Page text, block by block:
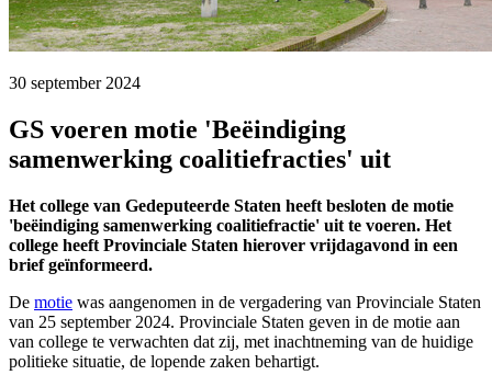
30 september 2024
GS voeren motie 'Beëindiging
samenwerking coalitiefracties' uit
Het college van Gedeputeerde Staten heeft besloten de motie
'beëindiging samenwerking coalitiefractie' uit te voeren. Het
college heeft Provinciale Staten hierover vrijdagavond in een
brief geïnformeerd.
De motie was aangenomen in de vergadering van Provinciale Staten
van 25 september 2024. Provinciale Staten geven in de motie aan
van college te verwachten dat zij, met inachtneming van de huidige
politieke situatie, de lopende zaken behartigt.